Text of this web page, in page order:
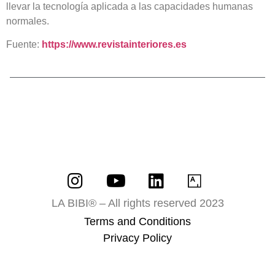
llevar la tecnología aplicada a las capacidades humanas
normales.
Fuente: https://www.revistainteriores.es
LA BIBI® – All rights reserved 2023
Terms and Conditions
Privacy Policy